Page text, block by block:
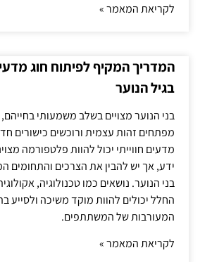
לקריאת המאמר »
המדריך המקיף לפיתוח חוג
בגיל הנוער
בני הנוער מצויים בשלב משמעותי
מפתחים זהות עצמית ורוכשים כישורים
מדעים חווייתי יכול להוות פלטפורמה
ידע, אך יש להבין את הצרכים והתחומים
בני הנוער. נושאים כמו טכנולוגיה,
החלל יכולים להוות מוקד משיכה ולסייע
המעורבות של המשתתפים.
לקריאת המאמר »